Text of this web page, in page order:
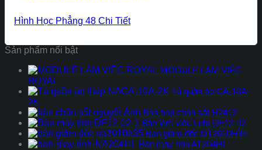
Hình Học Phẳng 48 Chi Tiết
Sản phẩm nổi bật
MODULE LÀM VIỆC
ROYAL
Tủ quần áo CA-10A-
2K
Bàn họp chân sắt H2412
Bàn làm việc Lufa DF12-02
Bàn giám đốc DT2010H35
Bàn máy tính AT204HL